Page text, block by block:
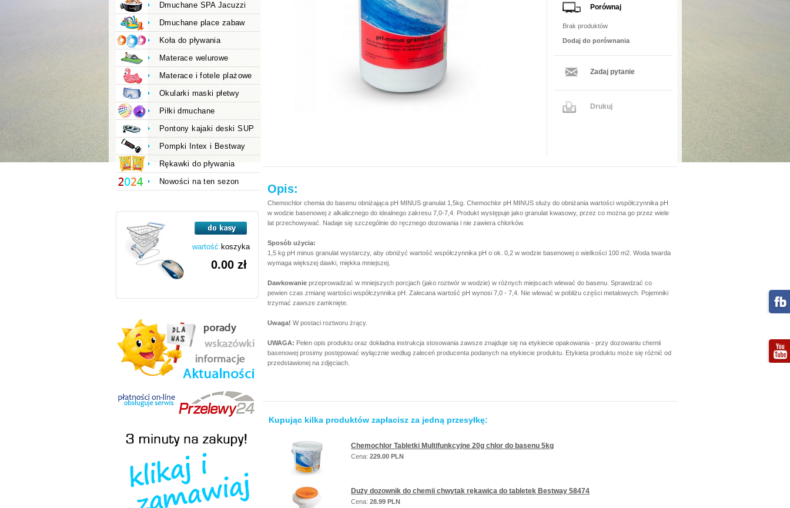
Porównaj
Brak produktów
Dodaj do porównania
Zadaj pytanie
Drukuj
Opis:
Chemochlor chemia do basenu obniżająca pH MINUS granulat 1,5kg. Chemochlor pH MINUS służy do obniżania wartości współczynnika pH
w wodzie basenowej z alkalicznego do idealnego zakresu 7,0-7,4. Produkt występuje jako granulat kwasowy, przez co można go przez wiele
lat przechowywać. Nadaje się szczególnie do ręcznego dozowania i nie zawiera chlorków.
Sposób użycia:
1,5 kg pH minus granulat wystarczy, aby obniżyć wartość współczynnika pH o ok. 0,2 w wodzie basenowej o wielkości 100 m2. Woda twarda
wymaga większej dawki, miękka mniejszej.
Dawkowanie przeprowadzać w mniejszych porcjach (jako roztwór w wodzie) w różnych miejscach wlewać do basenu. Sprawdzać co
pewien czas zmianę wartości współczynnika pH. Zalecana wartość pH wynosi 7,0 - 7,4. Nie wlewać w pobliżu części metalowych. Pojemniki
trzymać zawsze zamknięte.
Uwaga! W postaci roztworu żrący.
UWAGA: Pełen opis produktu oraz dokładna instrukcja stosowania zawsze znajduje się na etykiecie opakowania - przy dozowaniu chemii
basenowej prosimy postępować wyłącznie według zaleceń producenta podanych na etykiecie produktu. Etykieta produktu może się różnić od
przedstawionej na zdjęciach.
Kupując kilka produktów zapłacisz za jedną przesyłkę:
Chemochlor Tabletki Multifunkcyjne 20g chlor do basenu 5kg
Cena: 229.00 PLN
Duży dozownik do chemii chwytak rękawica do tabletek Bestway 58474
Cena: 28.99 PLN
Dmuchane SPA Jacuzzi
Dmuchane place zabaw
Koła do pływania
Materace welurowe
Materace i fotele plażowe
Okularki maski płetwy
Piłki dmuchane
Pontony kajaki deski SUP
Pompki Intex i Bestway
Rękawki do pływania
Nowości na ten sezon
wartość koszyka
0.00 zł